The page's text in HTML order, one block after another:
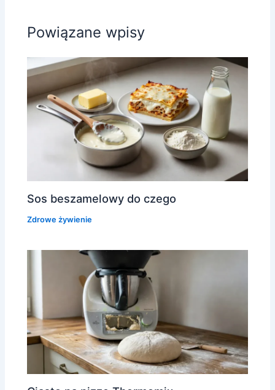
Powiązane wpisy
Sos beszamelowy do czego
Zdrowe żywienie